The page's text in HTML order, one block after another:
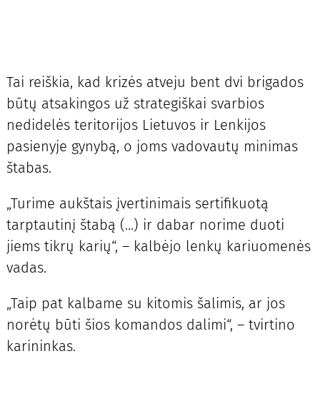
Tai reiškia, kad krizės atveju bent dvi brigados
būtų atsakingos už strategiškai svarbios
nedidelės teritorijos Lietuvos ir Lenkijos
pasienyje gynybą, o joms vadovautų minimas
štabas.
„Turime aukštais įvertinimais sertifikuotą
tarptautinį štabą (...) ir dabar norime duoti
jiems tikrų karių“, – kalbėjo lenkų kariuomenės
vadas.
„Taip pat kalbame su kitomis šalimis, ar jos
norėtų būti šios komandos dalimi“, – tvirtino
karininkas.